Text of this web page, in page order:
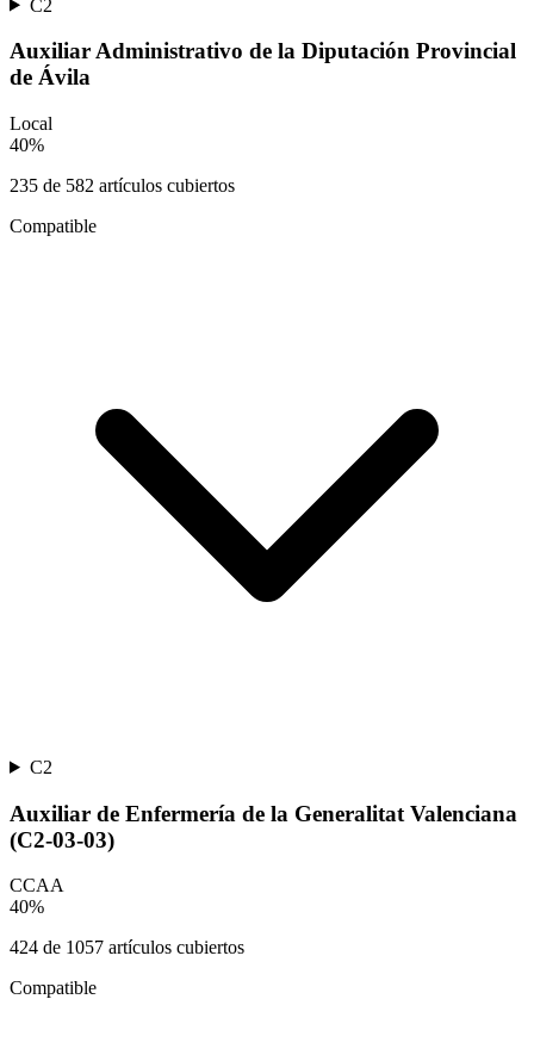
C2
Auxiliar Administrativo de la Diputación Provincial
de Ávila
Local
40%
235 de 582 artículos cubiertos
Compatible
C2
Auxiliar de Enfermería de la Generalitat Valenciana
(C2-03-03)
CCAA
40%
424 de 1057 artículos cubiertos
Compatible